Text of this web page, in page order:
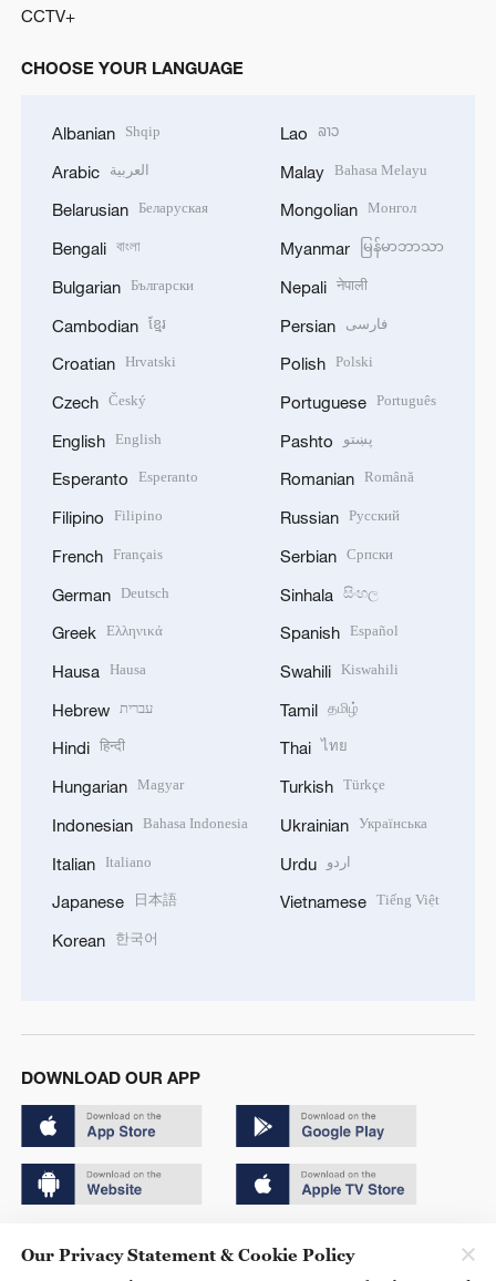
CCTV+
CHOOSE YOUR LANGUAGE
Albanian Shqip
Arabic العربية
Belarusian Беларуская
Bengali বাংলা
Bulgarian Български
Cambodian ខ្មែរ
Croatian Hrvatski
Czech Český
English English
Esperanto Esperanto
Filipino Filipino
French Français
German Deutsch
Greek Ελληνικά
Hausa Hausa
Hebrew עברית
Hindi हिन्दी
Hungarian Magyar
Indonesian Bahasa Indonesia
Italian Italiano
Japanese 日本語
Korean 한국어
Lao ລາວ
Malay Bahasa Melayu
Mongolian Монгол
Myanmar မြန်မာဘာသာ
Nepali नेपाली
Persian فارسی
Polish Polski
Portuguese Português
Pashto پښتو
Romanian Română
Russian Русский
Serbian Српски
Sinhala සිංහල
Spanish Español
Swahili Kiswahili
Tamil தமிழ்
Thai ไทย
Turkish Türkçe
Ukrainian Українська
Urdu اردو
Vietnamese Tiếng Việt
DOWNLOAD OUR APP
京ICP备20000184号
Our Privacy Statement & Cookie Policy